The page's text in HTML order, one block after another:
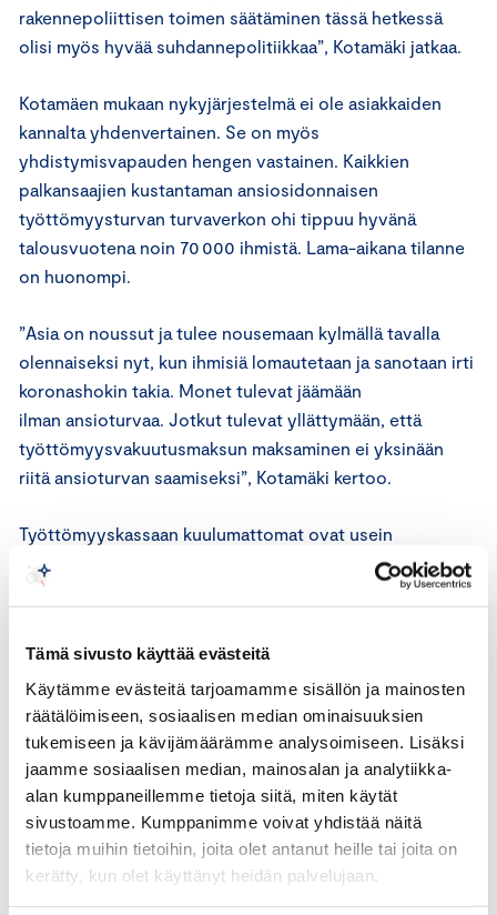
Tämä sivusto käyttää evästeitä
Käytämme evästeitä tarjoamamme sisällön ja mainosten
räätälöimiseen, sosiaalisen median ominaisuuksien
tukemiseen ja kävijämäärämme analysoimiseen. Lisäksi
jaamme sosiaalisen median, mainosalan ja analytiikka-
alan kumppaneillemme tietoja siitä, miten käytät
sivustoamme. Kumppanimme voivat yhdistää näitä
tietoja muihin tietoihin, joita olet antanut heille tai joita on
kerätty, kun olet käyttänyt heidän palvelujaan.
rakennepoliittisen toimen säätäminen tässä hetkessä
olisi myös hyvää suhdannepolitiikkaa”, Kotamäki jatkaa.
Kotamäen mukaan nykyjärjestelmä ei ole asiakkaiden
kannalta yhdenvertainen. Se on myös
yhdistymisvapauden hengen vastainen. Kaikkien
palkansaajien kustantaman ansiosidonnaisen
työttömyysturvan turvaverkon ohi tippuu hyvänä
talousvuotena noin 70 000 ihmistä. Lama-aikana tilanne
on huonompi.
”Asia on noussut ja tulee nousemaan kylmällä tavalla
olennaiseksi nyt, kun ihmisiä lomautetaan ja sanotaan irti
koronashokin takia. Monet tulevat jäämään
ilman ansioturvaa. Jotkut tulevat yllättymään, että
työttömyysvakuutusmaksun maksaminen ei yksinään
riitä ansioturvan saamiseksi”, Kotamäki kertoo.
Työttömyyskassaan kuulumattomat ovat usein
keskimääräistä haastavammassa työmarkkina-asemassa.
suurimpina ammattiryhminä jäävät mm. kuorma-auton ja
ja varastotyöntekijät, talonrakentajat ja
toimistosiivoojat. Puhutaan siis tavallisista ihmisistä,
joita kaikkien palkansaajien maksama vakuutus ei kata”,
Kotamäki summaa.
”Kuvittele, jos olisit vuosia maksanut
eläkevakuutusmaksua, mutta eläkkeelle jäädessäsi et
olisikaan oikeutettu eläkkeeseen.”